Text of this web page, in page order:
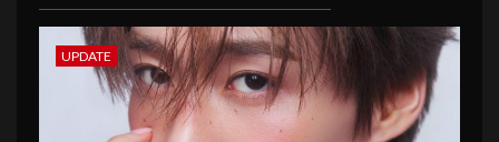
UPDATE